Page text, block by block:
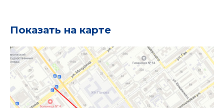
Показать на карте